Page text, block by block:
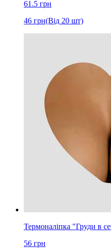
61.5 грн
46 грн(Від 20 шт)
Термоналіпка "Груди в
56 грн